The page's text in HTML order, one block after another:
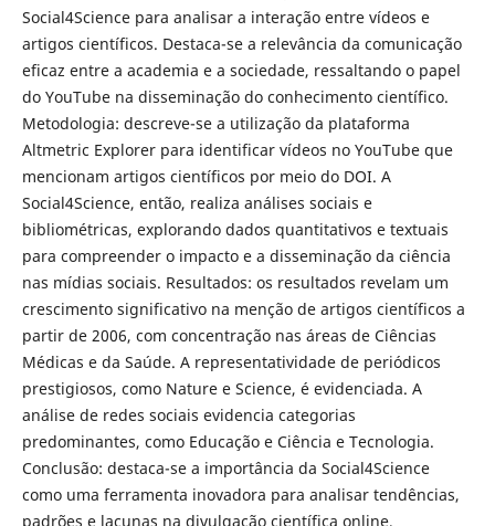
Social4Science para analisar a interação entre vídeos e
artigos científicos. Destaca-se a relevância da comunicação
eficaz entre a academia e a sociedade, ressaltando o papel
do YouTube na disseminação do conhecimento científico.
Metodologia: descreve-se a utilização da plataforma
Altmetric Explorer para identificar vídeos no YouTube que
mencionam artigos científicos por meio do DOI. A
Social4Science, então, realiza análises sociais e
bibliométricas, explorando dados quantitativos e textuais
para compreender o impacto e a disseminação da ciência
nas mídias sociais. Resultados: os resultados revelam um
crescimento significativo na menção de artigos científicos a
partir de 2006, com concentração nas áreas de Ciências
Médicas e da Saúde. A representatividade de periódicos
prestigiosos, como Nature e Science, é evidenciada. A
análise de redes sociais evidencia categorias
predominantes, como Educação e Ciência e Tecnologia.
Conclusão: destaca-se a importância da Social4Science
como uma ferramenta inovadora para analisar tendências,
padrões e lacunas na divulgação científica online,